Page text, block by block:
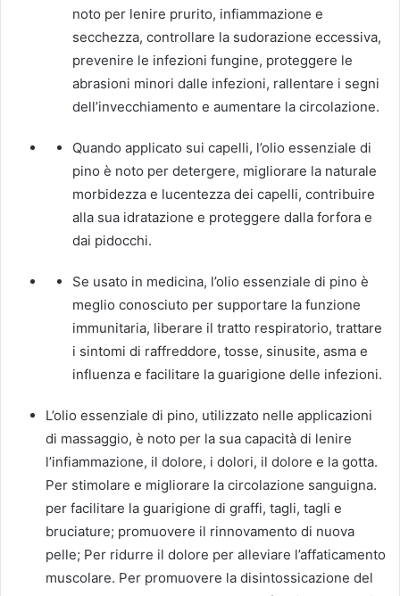
noto per lenire prurito, infiammazione e
secchezza, controllare la sudorazione eccessiva,
prevenire le infezioni fungine, proteggere le
abrasioni minori dalle infezioni, rallentare i segni
dell’invecchiamento e aumentare la circolazione.
Quando applicato sui capelli, l’olio essenziale di
pino è noto per detergere, migliorare la naturale
morbidezza e lucentezza dei capelli, contribuire
alla sua idratazione e proteggere dalla forfora e
dai pidocchi.
Se usato in medicina, l’olio essenziale di pino è
meglio conosciuto per supportare la funzione
immunitaria, liberare il tratto respiratorio, trattare
i sintomi di raffreddore, tosse, sinusite, asma e
influenza e facilitare la guarigione delle infezioni.
L’olio essenziale di pino, utilizzato nelle applicazioni
di massaggio, è noto per la sua capacità di lenire
l’infiammazione, il dolore, i dolori, il dolore e la gotta.
Per stimolare e migliorare la circolazione sanguigna.
per facilitare la guarigione di graffi, tagli, tagli e
bruciature; promuovere il rinnovamento di nuova
pelle; Per ridurre il dolore per alleviare l’affaticamento
muscolare. Per promuovere la disintossicazione del